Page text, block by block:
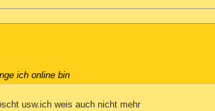
ich online bin
usw.ich weis auch nicht mehr